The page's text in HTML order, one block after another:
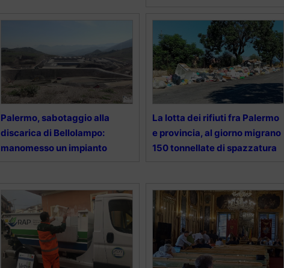
Palermo, sabotaggio alla
discarica di Bellolampo:
manomesso un impianto
La lotta dei rifiuti fra Palermo
e provincia, al giorno migrano
150 tonnellate di spazzatura